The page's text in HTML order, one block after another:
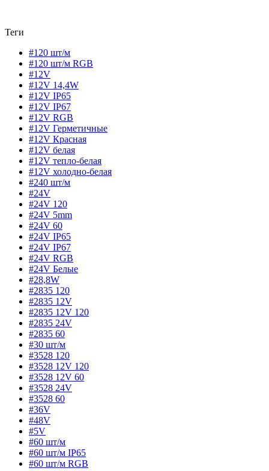
Теги
#120 шт/м
#120 шт/м RGB
#12V
#12V 14,4W
#12V IP65
#12V IP67
#12V RGB
#12V Герметичные
#12V Красная
#12V белая
#12V тепло-белая
#12V холодно-белая
#240 шт/м
#24V
#24V 120
#24V 5mm
#24V 60
#24V IP65
#24V IP67
#24V RGB
#24V Белые
#28,8W
#2835 120
#2835 12V
#2835 12V 120
#2835 24V
#2835 60
#30 шт/м
#3528 120
#3528 12V 120
#3528 12V 60
#3528 24V
#3528 60
#36V
#48V
#5V
#60 шт/м
#60 шт/м IP65
#60 шт/м RGB